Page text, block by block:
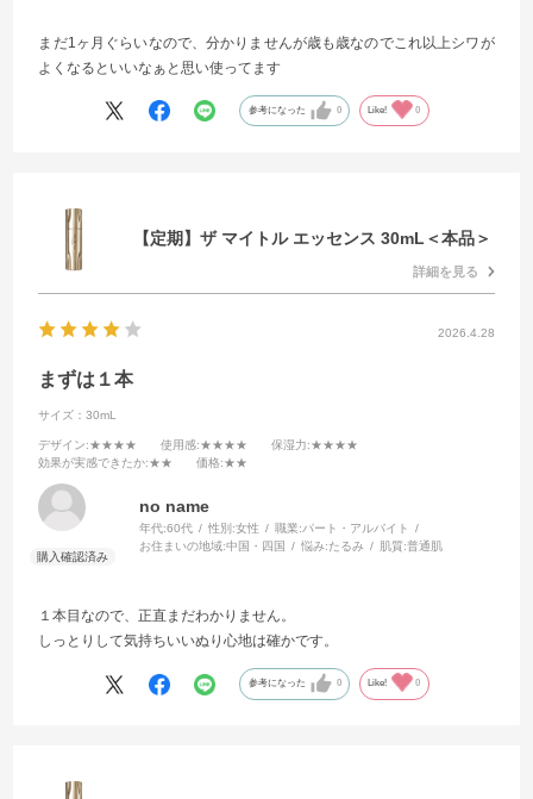
まだ1ヶ月ぐらいなので、分かりませんが歳も歳なのでこれ以上シワが
よくなるといいなぁと思い使ってます
参考になった 0 Like! 0
【定期】ザ マイトル エッセンス 30mL＜本品＞
詳細を見る
2026.4.28
まずは１本
サイズ：30mL
デザイン:★★★★ 使用感:★★★★ 保湿力:★★★★
効果が実感できたか:★★ 価格:★★
no name
年代:60代 性別:女性 職業:パート・アルバイト
お住まいの地域:中国・四国 悩み:たるみ 肌質:普通肌
１本目なので、正直まだわかりません。
しっとりして気持ちいいぬり心地は確かです。
参考になった 0 Like! 0